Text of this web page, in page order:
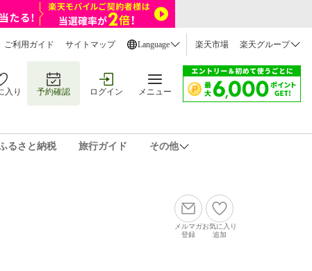
ご利用ガイド サイトマップ Language 楽天市場 楽天グループ
入り 予約確認 ログイン メニュー
るさと納税 旅行ガイド その他
メルマガ
登録
お気に入り
追加